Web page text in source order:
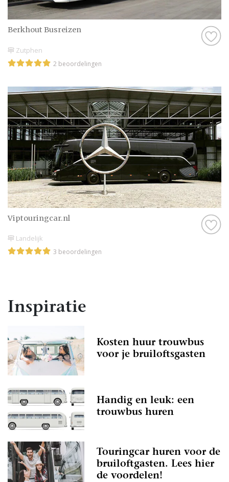
Berkhout Busreizen
Zutphen
2 beoordelingen
Viptouringcar.nl
Landelijk
3 beoordelingen
Inspiratie
Kosten huur trouwbus
voor je bruiloftsgasten
Handig en leuk: een
trouwbus huren
Touringcar huren voor de
bruiloftgasten. Lees hier
de voordelen!